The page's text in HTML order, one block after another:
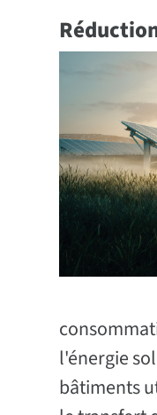
l'énergie
bâtiments